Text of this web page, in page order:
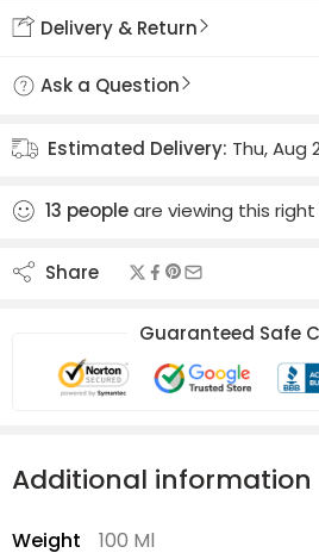
Delivery & Return
Ask a Question
Estimated Delivery: Thu, Aug
13 peopleare viewing this
Share
Guaranteed Safe
Additional information
Weight 100 Ml